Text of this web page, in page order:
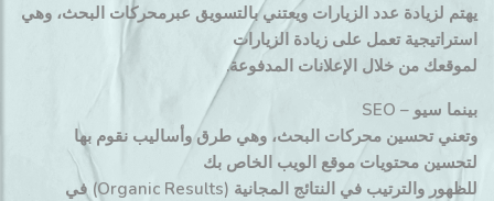
يهتم لزيادة عدد الزيارات ويعتني بالتسويق عبرمحركات البحث، وهي
استراتيجية تعمل على زيادة الزيارات
لموقعك من خلال الإعلانات المدفوعة.
بينما سيو – SEO
وتعني تحسين محركات البحث، وهي طرق وأساليب نقوم بها
لتحسين محتويات موقع الويب الخاص بك
للظهور والترتيب في النتائج المجانية (Organic Results) في